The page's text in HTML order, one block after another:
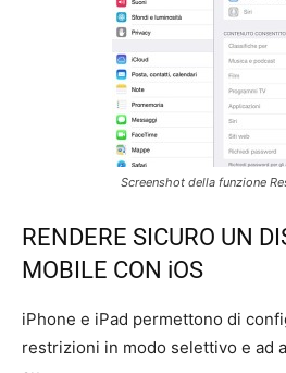
Screenshot della funzione
RENDERE SICURO UN
MOBILE CON iOS
iPhone e iPad permettono di
restrizioni in modo selettivo e ad